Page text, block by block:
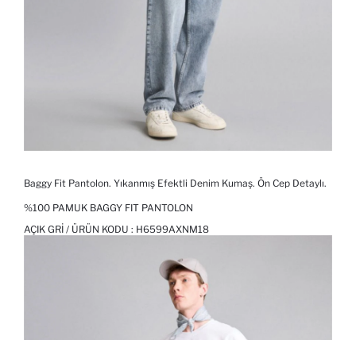
Baggy Fit Pantolon. Yıkanmış Efektli Denim Kumaş. Ön Cep Detaylı.
%100 PAMUK BAGGY FIT PANTOLON
AÇIK GRI / ÜRÜN KODU : H6599AXNM18